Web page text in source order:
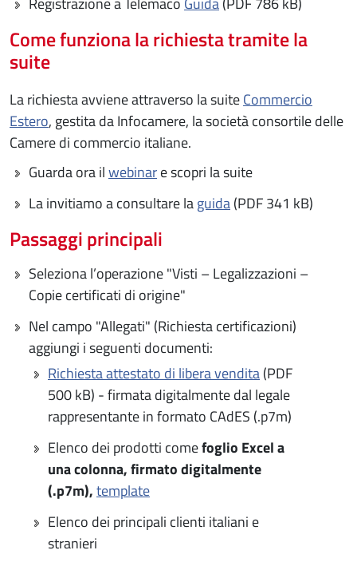
Come funziona la richiesta tramite la
suite
La richiesta avviene attraverso la suiteCommercio
Estero, gestita da Infocamere, la società consortile delle
Camere di commercio italiane.
Guarda ora ilwebinare scopri la suite
La invitiamo a consultare laguida(PDF 341 kB)
Passaggi principali
Seleziona l’operazione "Visti – Legalizzazioni –
Copie certificati di origine"
Nel campo "Allegati" (Richiesta certificazioni)
aggiungi i seguenti documenti:
Richiesta attestato di libera vendita(PDF
500 kB) - firmata digitalmente dal legale
rappresentante in formato CAdES (.p7m)
Elenco dei prodotti comefoglio Excel a
una colonna, firmato digitalmente
(.p7m),template
Elenco dei principali clienti italiani e
stranieri